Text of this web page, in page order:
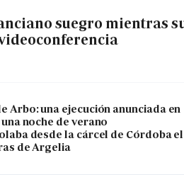
suegro mientras
Arbo: una ejecución anunciada en
noche de verano
desde la cárcel de Córdoba el
de Argelia